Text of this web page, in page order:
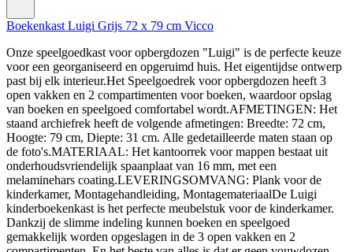
Boekenkast Luigi Grijs 72 x 79 cm Vicco
Onze speelgoedkast voor opbergdozen "Luigi" is de perfecte keuze
voor een georganiseerd en opgeruimd huis. Het eigentijdse ontwerp
past bij elk interieur.Het Speelgoedrek voor opbergdozen heeft 3
open vakken en 2 compartimenten voor boeken, waardoor opslag
van boeken en speelgoed comfortabel wordt.AFMETINGEN: Het
staand archiefrek heeft de volgende afmetingen: Breedte: 72 cm,
Hoogte: 79 cm, Diepte: 31 cm. Alle gedetailleerde maten staan op
de foto's.MATERIAAL: Het kantoorrek voor mappen bestaat uit
onderhoudsvriendelijk spaanplaat van 16 mm, met een
melaminehars coating.LEVERINGSOMVANG: Plank voor de
kinderkamer, Montagehandleiding, MontagemateriaalDe Luigi
kinderboekenkast is het perfecte meubelstuk voor de kinderkamer.
Dankzij de slimme indeling kunnen boeken en speelgoed
gemakkelijk worden opgeslagen in de 3 open vakken en 2